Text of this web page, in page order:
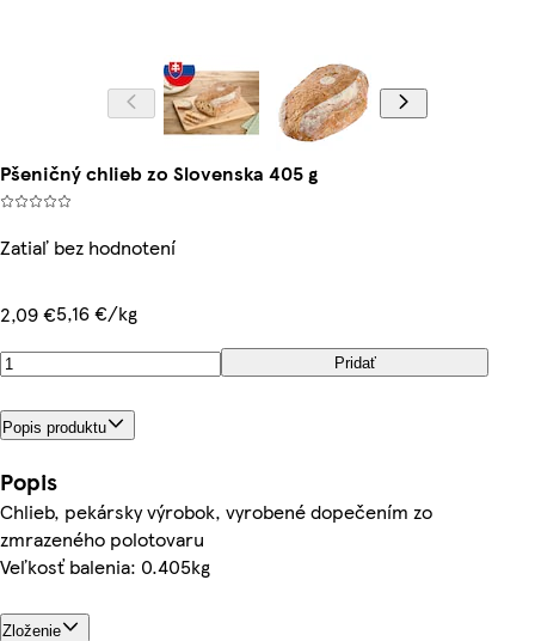
Pšeničný chlieb zo Slovenska 405 g
Zatiaľ bez hodnotení
2,09 €5,16 €/kg
Pridať
Popis produktu
Popis
Chlieb, pekársky výrobok, vyrobené dopečením zo
zmrazeného polotovaru
Veľkosť balenia: 0.405kg
Zloženie